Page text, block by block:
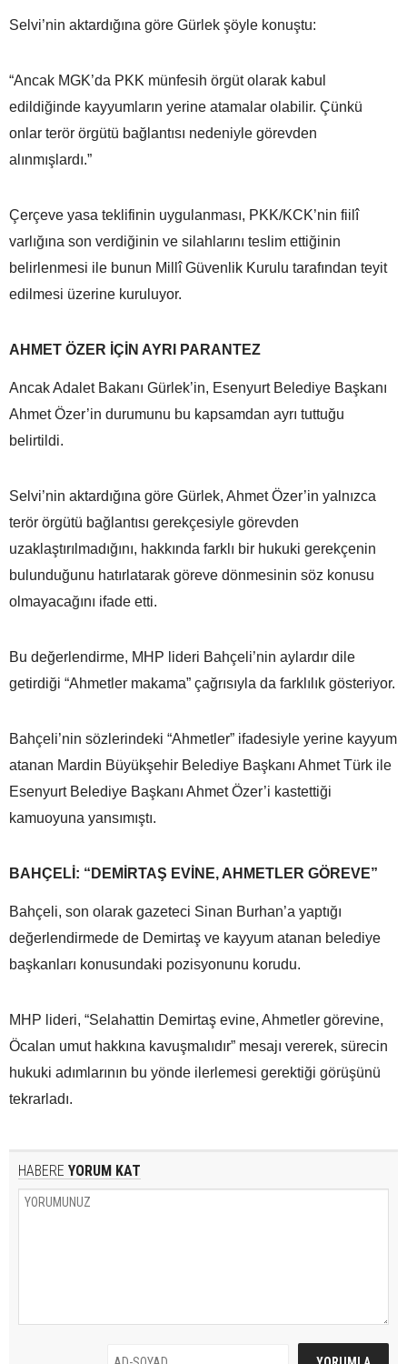
Selvi’nin aktardığına göre Gürlek şöyle konuştu:
“Ancak MGK’da PKK münfesih örgüt olarak kabul
edildiğinde kayyumların yerine atamalar olabilir. Çünkü
onlar terör örgütü bağlantısı nedeniyle görevden
alınmışlardı.”
Çerçeve yasa teklifinin uygulanması, PKK/KCK’nin fiilî
varlığına son verdiğinin ve silahlarını teslim ettiğinin
belirlenmesi ile bunun Millî Güvenlik Kurulu tarafından teyit
edilmesi üzerine kuruluyor.
AHMET ÖZER İÇİN AYRI PARANTEZ
Ancak Adalet Bakanı Gürlek’in, Esenyurt Belediye Başkanı
Ahmet Özer’in durumunu bu kapsamdan ayrı tuttuğu
belirtildi.
Selvi’nin aktardığına göre Gürlek, Ahmet Özer’in yalnızca
terör örgütü bağlantısı gerekçesiyle görevden
uzaklaştırılmadığını, hakkında farklı bir hukuki gerekçenin
bulunduğunu hatırlatarak göreve dönmesinin söz konusu
olmayacağını ifade etti.
Bu değerlendirme, MHP lideri Bahçeli’nin aylardır dile
getirdiği “Ahmetler makama” çağrısıyla da farklılık gösteriyor.
Bahçeli’nin sözlerindeki “Ahmetler” ifadesiyle yerine kayyum
atanan Mardin Büyükşehir Belediye Başkanı Ahmet Türk ile
Esenyurt Belediye Başkanı Ahmet Özer’i kastettiği
kamuoyuna yansımıştı.
BAHÇELİ: “DEMİRTAŞ EVİNE, AHMETLER GÖREVE”
Bahçeli, son olarak gazeteci Sinan Burhan’a yaptığı
değerlendirmede de Demirtaş ve kayyum atanan belediye
başkanları konusundaki pozisyonunu korudu.
MHP lideri, “Selahattin Demirtaş evine, Ahmetler görevine,
Öcalan umut hakkına kavuşmalıdır” mesajı vererek, sürecin
hukuki adımlarının bu yönde ilerlemesi gerektiği görüşünü
tekrarladı.
HABERE YORUM KAT